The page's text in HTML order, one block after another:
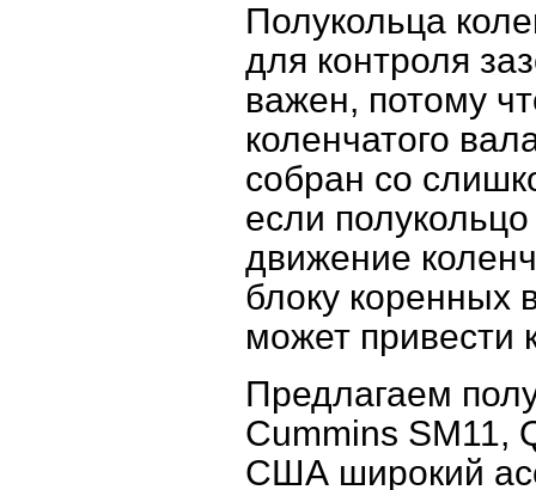
Полукольца
для контроля
важен, потому
коленчатого
собран со
если
движение
блоку
может привести
Предлагаем
Cummins SM11,
США широкий